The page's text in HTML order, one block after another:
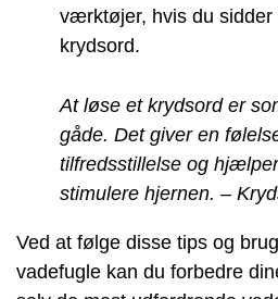
værktøjer, hvis du
krydsord.
At løse et krydsord er
gåde. Det giver en
tilfredsstillelse og
stimulere hjernen. –
Ved at følge disse tips og
vadefugle kan du forbedre